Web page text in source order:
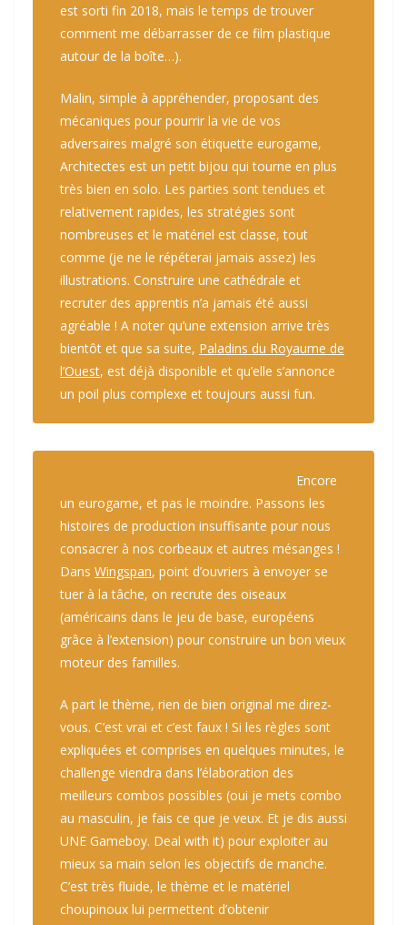
est sorti fin 2018, mais le temps de trouver
comment me débarrasser de ce film plastique
autour de la boîte…).
Malin, simple à appréhender, proposant des
mécaniques pour pourrir la vie de vos
adversaires malgré son étiquette eurogame,
Architectes est un petit bijou qui tourne en plus
très bien en solo. Les parties sont tendues et
relativement rapides, les stratégies sont
nombreuses et le matériel est classe, tout
comme (je ne le répéterai jamais assez) les
illustrations. Construire une cathédrale et
recruter des apprentis n’a jamais été aussi
agréable ! A noter qu’une extension arrive très
bientôt et que sa suite, Paladins du Royaume de
l’Ouest, est déjà disponible et qu’elle s’annonce
un poil plus complexe et toujours aussi fun.
Encore
un eurogame, et pas le moindre. Passons les
histoires de production insuffisante pour nous
consacrer à nos corbeaux et autres mésanges !
Dans Wingspan, point d’ouvriers à envoyer se
tuer à la tâche, on recrute des oiseaux
(américains dans le jeu de base, européens
grâce à l’extension) pour construire un bon vieux
moteur des familles.
A part le thème, rien de bien original me direz-
vous. C’est vrai et c’est faux ! Si les règles sont
expliquées et comprises en quelques minutes, le
challenge viendra dans l’élaboration des
meilleurs combos possibles (oui je mets combo
au masculin, je fais ce que je veux. Et je dis aussi
UNE Gameboy. Deal with it) pour exploiter au
mieux sa main selon les objectifs de manche.
C’est très fluide, le thème et le matériel
choupinoux lui permettent d’obtenir